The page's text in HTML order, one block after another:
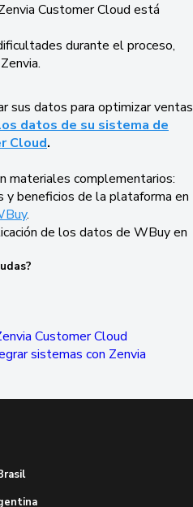
Customer Cloud está
durante el proceso,
sus datos para optimizar ventas
datos de su sistema de
Cloud.
materiales complementarios:
y beneficios de la plataforma en
.
de los datos de WBuy en
Customer Cloud
sistemas con Zenvia